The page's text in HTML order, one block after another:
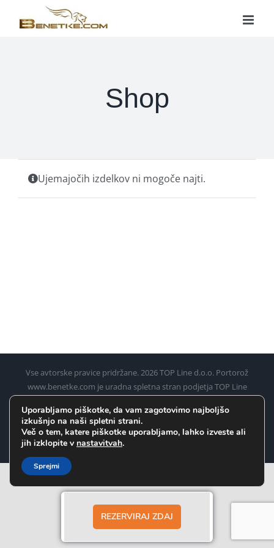
Shop
Ujemajočih izdelkov ni mogoče najti.
Vse avtorske pravice pridržane.2026 TOP Line d.o.o. Portorož
www.benetke.com je uradna spletna stran podjetja TOP Line
Poreča, Rovinja in Pulja (Pule) do Benetk
FacebookInstagramWhatsApp
REZERVIRAJ ZDAJ
Uporabljamo piškotke, da vam zagotovimo najboljšo
izkušnjo na naši spletni strani.
Več o tem, katere piškotke uporabljamo, lahko izveste ali
jih izklopite v nastavitvah.
Sprejmi